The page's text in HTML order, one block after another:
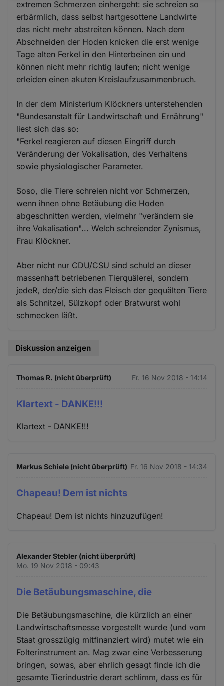
extremen Schmerzen einhergeht: sie schreien so
erbärmlich, dass selbst hartgesottene Landwirte
das nicht mehr abstreiten können. Nach dem
Abschneiden der Hoden knicken die erst wenige
Tage alten Ferkel in den Hinterbeinen ein und
können nicht mehr richtig laufen; nicht wenige
erleiden einen akuten Kreislaufzusammenbruch.
In der dem Ministerium Klöckners unterstehenden
"Bundesanstalt für Landwirtschaft und Ernährung"
liest sich das so:
"Ferkel reagieren auf diesen Eingriff durch
Veränderung der Vokalisation, des Verhaltens
sowie physiologischer Parameter.
Soso, die Tiere schreien nicht vor Schmerzen,
wenn ihnen ohne Betäubung die Hoden
abgeschnitten werden, vielmehr "verändern sie
ihre Vokalisation"... Welch schreiender Zynismus,
Frau Klöckner.
Aber nicht nur CDU/CSU sind schuld an dieser
massenhaft betriebenen Tierquälerei, sondern
jedeR, der/die sich das Fleisch der gequälten Tiere
als Schnitzel, Sülzkopf oder Bratwurst wohl
schmecken läßt.
Diskussion anzeigen
Thomas R. (nicht überprüft) Fr. 16 Nov 2018 - 14:14
Klartext - DANKE!!!
Klartext - DANKE!!!
Markus Schiele (nicht überprüft) Fr. 16 Nov 2018 - 14:34
Chapeau! Dem ist nichts
Chapeau! Dem ist nichts hinzuzufügen!
Alexander Stebler (nicht überprüft)
Mo. 19 Nov 2018 - 09:43
Die Betäubungsmaschine, die
Die Betäubungsmaschine, die kürzlich an einer
Landwirtschaftsmesse vorgestellt wurde (und vom
Staat grosszügig mitfinanziert wird) mutet wie ein
Folterinstrument an. Mag zwar eine Verbesserung
bringen, sowas, aber ehrlich gesagt finde ich die
gesamte Tierindustrie derart schlimm, dass es für
und
Cookies